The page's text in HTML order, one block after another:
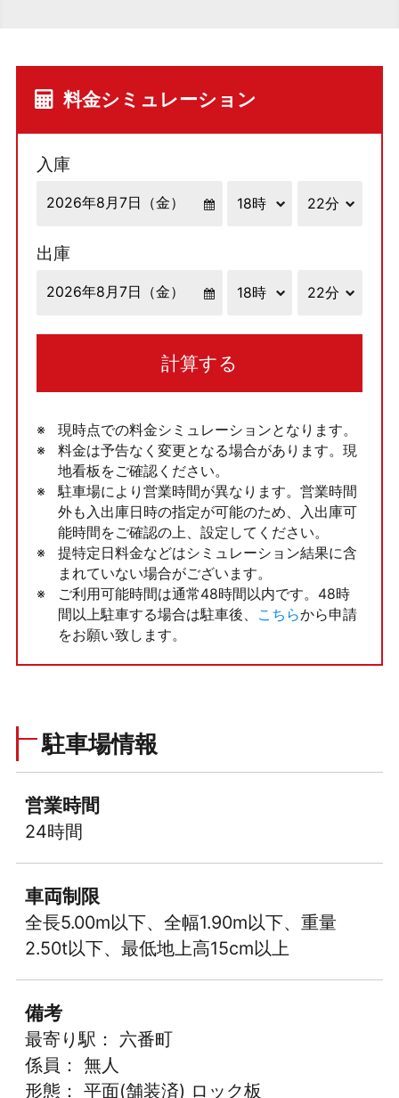
料金シミュレーション
入庫
出庫
計算する
現時点での料金シミュレーションとなります。
料金は予告なく変更となる場合があります。現
地看板をご確認ください。
駐車場により営業時間が異なります。営業時間
外も入出庫日時の指定が可能のため、入出庫可
能時間をご確認の上、設定してください。
提特定日料金などはシミュレーション結果に含
まれていない場合がございます。
ご利用可能時間は通常48時間以内です。48時
間以上駐車する場合は駐車後、
こちらから申請
をお願い致します。
駐車場情報
営業時間
24時間
車両制限
全長5.00m以下、全幅1.90m以下、重量
2.50t以下、最低地上高15cm以上
備考
最寄り駅： 六番町
係員： 無人
形態： 平面(舗装済) ロック板